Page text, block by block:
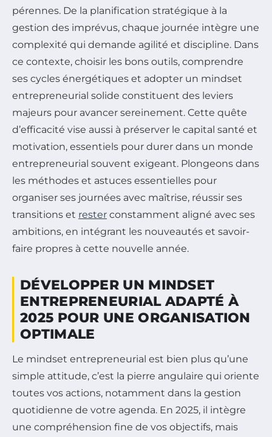
pérennes. De la planification stratégique à la
gestion des imprévus, chaque journée intègre une
complexité qui demande agilité et discipline. Dans
ce contexte, choisir les bons outils, comprendre
ses cycles énergétiques et adopter un mindset
entrepreneurial solide constituent des leviers
majeurs pour avancer sereinement. Cette quête
d’efficacité vise aussi à préserver le capital santé et
motivation, essentiels pour durer dans un monde
entrepreneurial souvent exigeant. Plongeons dans
les méthodes et astuces essentielles pour
organiser ses journées avec maîtrise, réussir ses
transitions et rester constamment aligné avec ses
ambitions, en intégrant les nouveautés et savoir-
faire propres à cette nouvelle année.
DÉVELOPPER UN MINDSET
ENTREPRENEURIAL ADAPTÉ À
2025 POUR UNE ORGANISATION
OPTIMALE
Le mindset entrepreneurial est bien plus qu’une
simple attitude, c’est la pierre angulaire qui oriente
toutes vos actions, notamment dans la gestion
quotidienne de votre agenda. En 2025, il intègre
une compréhension fine de vos objectifs, mais